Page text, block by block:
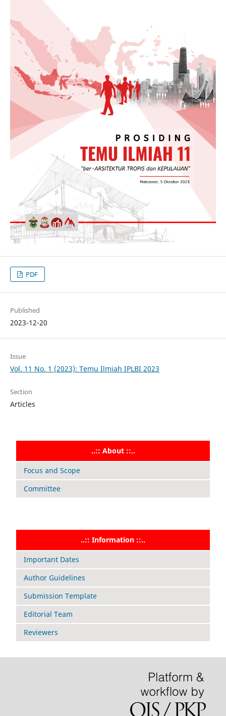
PDF
Published
2023-12-20
Issue
Vol. 11 No. 1 (2023): Temu Ilmiah IPLBI 2023
Section
Articles
..:: About ::..
Focus and Scope
Committee
..:: Information ::..
Important Dates
Author Guidelines
Submission Template
Editorial Team
Reviewers